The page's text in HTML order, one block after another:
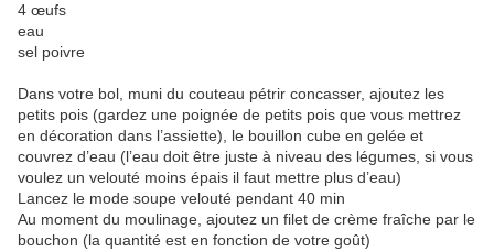
4 œufs
eau
sel poivre
Dans votre bol, muni du couteau pétrir concasser, ajoutez les
petits pois (gardez une poignée de petits pois que vous mettrez
en décoration dans l’assiette), le bouillon cube en gelée et
couvrez d’eau (l’eau doit être juste à niveau des légumes, si vous
voulez un velouté moins épais il faut mettre plus d’eau)
Lancez le mode soupe velouté pendant 40 min
Au moment du moulinage, ajoutez un filet de crème fraîche par le
bouchon (la quantité est en fonction de votre goût)